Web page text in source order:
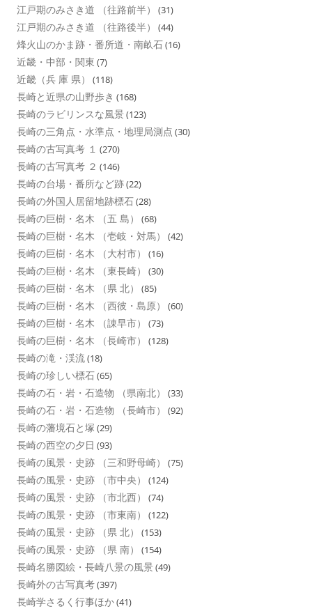
江戸期のみさき道 （往路前半） (31)
江戸期のみさき道 （往路後半） (44)
烽火山のかま跡・番所道・南畝石(16)
近畿・中部・関東 (7)
近畿（兵 庫 県） (118)
長崎と近県の山野歩き (168)
長崎のラビリンスな風景 (123)
長崎の三角点・水準点・地理局測点 (30)
長崎の古写真考 １ (270)
長崎の古写真考 ２ (146)
長崎の台場・番所など跡(22)
長崎の外国人居留地跡標石(28)
長崎の巨樹・名木 （五 島） (68)
長崎の巨樹・名木 （壱岐・対馬） (42)
長崎の巨樹・名木 （大村市） (16)
長崎の巨樹・名木 （東長崎） (30)
長崎の巨樹・名木 （県 北） (85)
長崎の巨樹・名木 （西彼・島原） (60)
長崎の巨樹・名木 （諌早市） (73)
長崎の巨樹・名木 （長崎市） (128)
長崎の滝・渓流(18)
長崎の珍しい標石(65)
長崎の石・岩・石造物 （県南北） (33)
長崎の石・岩・石造物 （長崎市） (92)
長崎の藩境石と塚 (29)
長崎の西空の夕日 (93)
長崎の風景・史跡 （三和野母崎） (75)
長崎の風景・史跡 （市中央） (124)
長崎の風景・史跡 （市北西） (74)
長崎の風景・史跡 （市東南） (122)
長崎の風景・史跡 （県 北） (153)
長崎の風景・史跡 （県 南） (154)
長崎名勝図絵・長崎八景の風景 (49)
長崎外の古写真考(397)
長崎学さるく行事ほか(41)